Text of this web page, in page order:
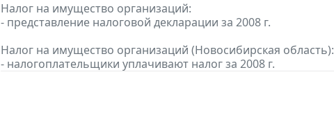
Налог на имущество организаций:
- представление налоговой декларации за 2008 г.
Налог на имущество организаций (Новосибирская область):
- налогоплательщики уплачивают налог за 2008 г.